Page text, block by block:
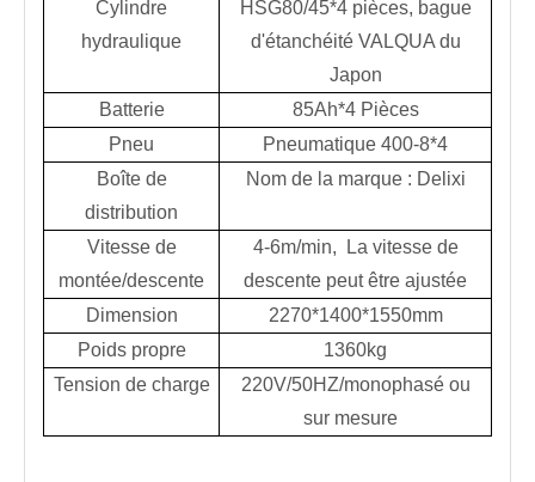
Cylindre
hydraulique
HSG80/45*4 pièces, bague
d'étanchéité VALQUA du
Japon
Batterie
85Ah*4 Pièces
Pneu
Pneumatique 400-8*4
Boîte de
distribution
Nom de la marque : Delixi
Vitesse de
montée/descente
4-6m/min, La vitesse de
descente peut être ajustée
Dimension
2270*1400*1550mm
Poids propre
1360kg
Tension de charge
220V/50HZ/monophasé ou
sur mesure